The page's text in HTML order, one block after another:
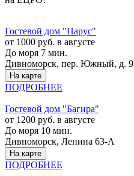
Гостевой дом "Парус"
от 1000 руб. в августе
До моря 7 мин.
Дивноморск, пер. Южный, д. 9
На карте
ПОДРОБНЕЕ
Гостевой дом "Багира"
от 1200 руб. в августе
До моря 10 мин.
Дивноморск, Ленина 63-A
На карте
ПОДРОБНЕЕ